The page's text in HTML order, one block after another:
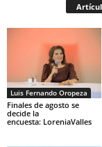
Luis Fernando Oropeza
Finales de agosto se
decide la
encuesta: LoreniaValles